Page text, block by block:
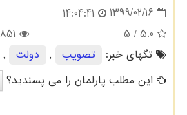
1399/02/16
14:04:41
5.0
/ 5
تگهای خبر:
تصویب , دولت ,
این مطلب پارلمان را می پسندید؟